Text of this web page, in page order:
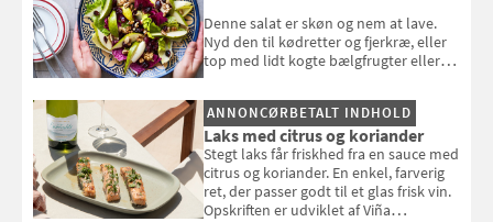
Denne salat er skøn og nem at lave.
Nyd den til kødretter og fjerkræ, eller
top med lidt kogte bælgfrugter eller
selvstændigt måltid. Opskriften er fra
Louisa Lorangs kogebog "Salat".
ANNONCØRBETALT INDHOLD
Laks med citrus og koriander
Stegt laks får friskhed fra en sauce med
citrus og koriander. En enkel, farverig
ret, der passer godt til et glas frisk vin.
Opskriften er udviklet af Viña